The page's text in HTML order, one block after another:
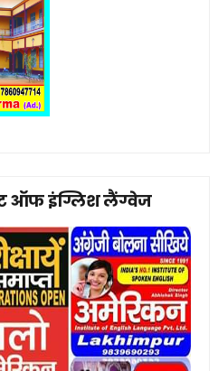
ऑफ इंग्लिश लैंग्वेज